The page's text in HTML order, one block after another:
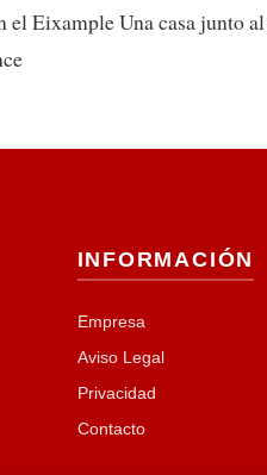
el Eixample Una casa junto
INFORMACIÓN
Empresa
Aviso Legal
Privacidad
Contacto